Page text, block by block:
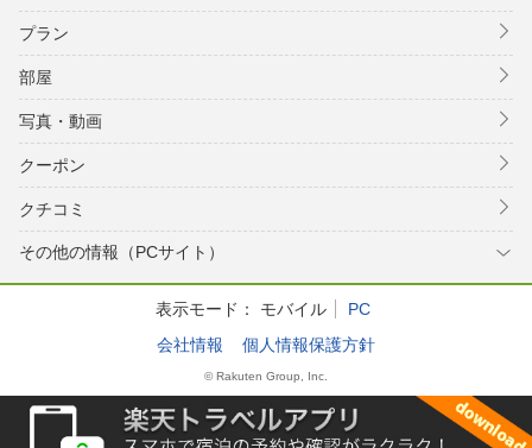
プラン
部屋
写真・動画
クーポン
クチコミ
その他の情報（PCサイト）
表示モード： モバイル
PC
会社情報
個人情報保護方針
© Rakuten Group, Inc.